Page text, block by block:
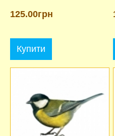
125.00грн
Купити